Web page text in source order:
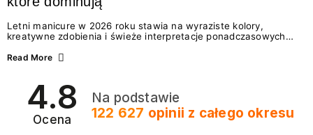
Letni manicure w 2026 roku stawia na wyraziste kolory,
kreatywne zdobienia i świeże interpretacje ponadczasowych
zarówno energetycznych odcieni inspirowanych wakacjami, jak
2026? Znajdź inspirację dla swojego manicure!
Read More
4.8
Ocena
Na podstawie
122 627 opinii z całego okresu